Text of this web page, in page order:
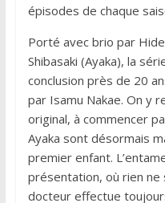
épisodes de chaque
Porté avec brio par
Shibasaki (Ayaka), la
conclusion près de 20
par Isamu Nakae. On y
original, à commencer
Ayaka sont désormais
premier enfant.
présentation, où rien ne
docteur effectue